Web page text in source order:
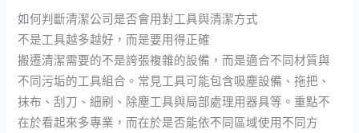
如何判斷清潔公司是否會用對工具與清潔方式
不是工具越多越好，而是要用得正確
搬遷清潔需要的不是誇張複雜的設備，而是適合不同材質與
不同污垢的工具組合。常見工具可能包含吸塵設備、拖把、
抹布、刮刀、細刷、除塵工具與局部處理用器具等。重點不
在於看起來多專業，而在於是否能依不同區域使用不同方